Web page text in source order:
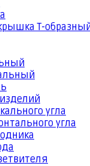
Т-
угла
угла